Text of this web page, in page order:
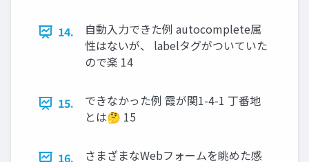
14.
自動入力できた例 autocomplete属
性はないが、 labelタグがついていた
ので楽 14
15.
できなかった例 霞が関1-4-1 丁番地
とは🤔 15
16.
さまざまなWebフォームを眺めた感